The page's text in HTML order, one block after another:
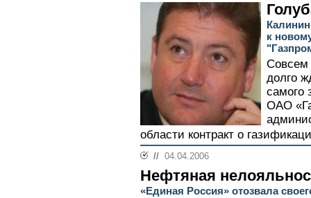
к
Совсем
долго
самого
ОАО
области контракт о
// 04.04.2006
Нефтяная
«Единая Россия» отозвала